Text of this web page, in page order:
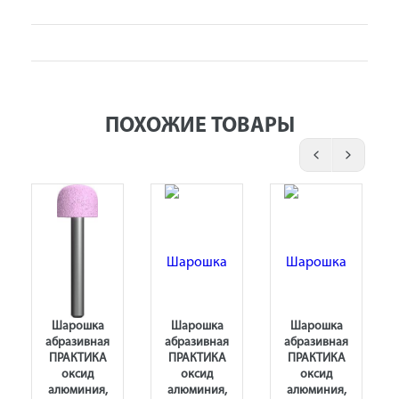
ПОХОЖИЕ ТОВАРЫ
Шарошка
абразивная
ПРАКТИКА
оксид
алюминия,
Шарошка
абразивная
ПРАКТИКА
оксид
алюминия,
Шарошка
абразивная
ПРАКТИКА
оксид
алюминия,